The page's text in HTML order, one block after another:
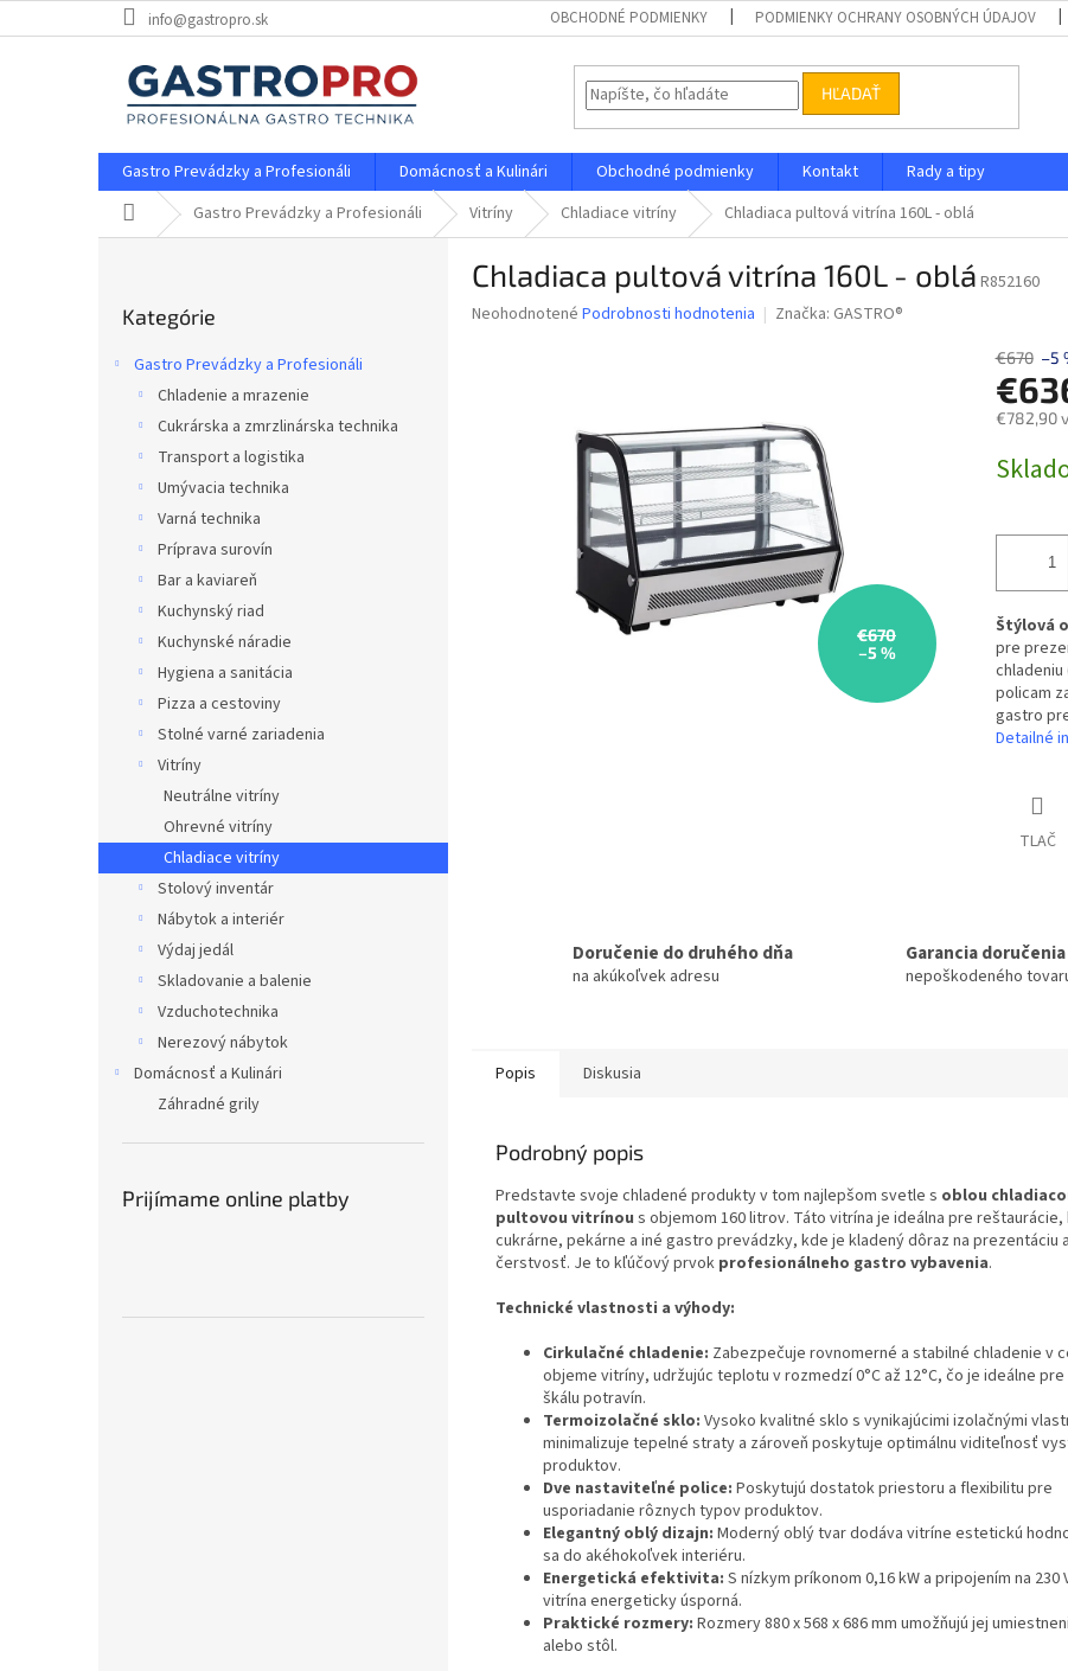
na
info@gastropro.sk OBCHODNÉ PODMIENKY PODMIENKY OCHRANY OSOBNÝCH ÚDAJOV
HĽADAŤ
Gastro Prevádzky a Profesionáli Domácnosť a Kulinári Obchodné podmienky Kontakt
Rady a tipy
Domov Gastro Prevádzky a Profesionáli Vitríny Chladiace vitríny Chladiaca pultová vitrína 160L - oblá
kategórie
Kategórie
Gastro Prevádzky a Profesionáli
Chladenie a mrazenie
Cukrárska a zmrzlinárska technika
Transport a logistika
Umývacia technika
Varná technika
Príprava surovín
Bar a kaviareň
Kuchynský riad
Kuchynské náradie
Hygiena a sanitácia
Pizza a cestoviny
Stolné varné zariadenia
Vitríny
Neutrálne vitríny
Ohrevné vitríny
Chladiace vitríny
Stolový inventár
Nábytok a interiér
Výdaj jedál
Skladovanie a balenie
Vzduchotechnika
Nerezový nábytok
Domácnosť a Kulinári
Záhradné grily
Prijímame online platby
Chladiaca pultová vitrína 160L - oblá R852160
Priemerné
Neohodnotené Podrobnosti hodnotenia Značka: GASTRO®
€670
–5 %
€670 –5
€782,90
cena:
Štýlová
pre
chladeniu
policam
gastro
Detailné
TLAČ
Doručenie do druhého dňa
na akúkoľvek adresu
Garancia doručenia
nepoškodeného
Popis Diskusia
Podrobný popis
Predstavte svoje chladené produkty v tom najlepšom svetle s oblou
pultovou vitrínou s objemom 160 litrov. Táto vitrína je ideálna pre reštaurácie,
cukrárne, pekárne a iné gastro prevádzky, kde je kladený dôraz na prezentáciu a
čerstvosť. Je to kľúčový prvok profesionálneho gastro vybavenia.
Technické vlastnosti a výhody:
Cirkulačné chladenie: Zabezpečuje rovnomerné a stabilné chladenie v
objeme vitríny, udržujúc teplotu v rozmedzí 0°C až 12°C, čo je ideálne
škálu potravín.
Termoizolačné sklo: Vysoko kvalitné sklo s vynikajúcimi izolačnými
minimalizuje tepelné straty a zároveň poskytuje optimálnu viditeľnosť
produktov.
Dve nastaviteľné police: Poskytujú dostatok priestoru a flexibilitu pre
usporiadanie rôznych typov produktov.
Elegantný oblý dizajn: Moderný oblý tvar dodáva vitríne estetickú
sa do akéhokoľvek interiéru.
Energetická efektivita: S nízkym príkonom 0,16 kW a pripojením na 230
vitrína energeticky úsporná.
Praktické rozmery: Rozmery 880 x 568 x 686 mm umožňujú jej
alebo stôl.